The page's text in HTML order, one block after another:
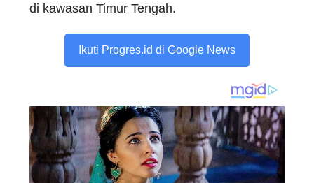
di kawasan Timur Tengah.
Ikuti Progres.id di Google News